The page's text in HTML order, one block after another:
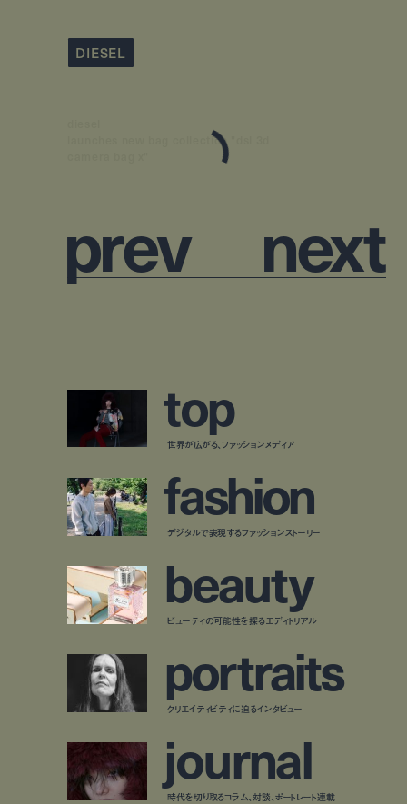
DIESEL
launches new bag collection "dsl 3d
prev next
top
世界が広がる、ファッションメディア
fashion
デジタルで表現するファッションストーリー
beauty
ビューティの可能性を探るエディトリアル
portraits
クリエイティビティに迫るインタビュー
journal
時代を切り取るコラム、対談、ポートレート連載